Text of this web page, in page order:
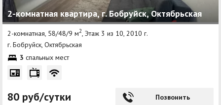
2-комнатная квартира, г. Бобруйск, Октябрьская
2-комнатная, 58/48/9 м2 , Этаж 3 из 10, 2010 г.
г. Бобруйск, Октябрьская
3 спальных мест
80 руб/сутки Позвонить